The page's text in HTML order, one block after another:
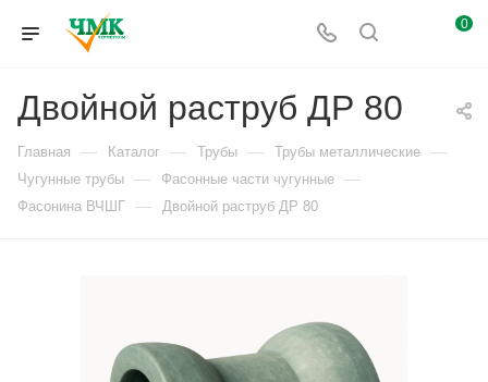
0
Двойной раструб ДР 80
Главная — Каталог — Трубы — Трубы металлические —
Чугунные трубы — Фасонные части чугунные —
Фасонина ВЧШГ — Двойной раструб ДР 80